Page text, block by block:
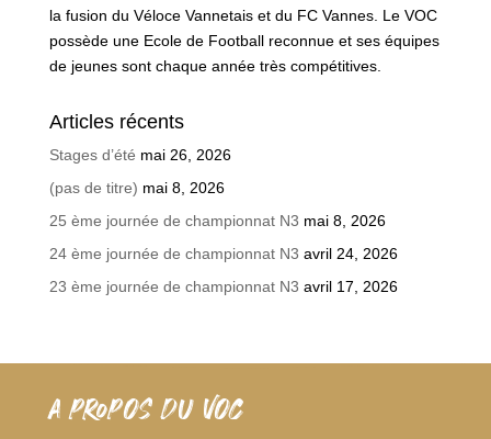
la fusion du Véloce Vannetais et du FC Vannes. Le VOC
possède une Ecole de Football reconnue et ses équipes
de jeunes sont chaque année très compétitives.
Articles récents
Stages d’été mai 26, 2026
(pas de titre) mai 8, 2026
25 ème journée de championnat N3 mai 8, 2026
24 ème journée de championnat N3 avril 24, 2026
23 ème journée de championnat N3 avril 17, 2026
A PROPOS DU VOC